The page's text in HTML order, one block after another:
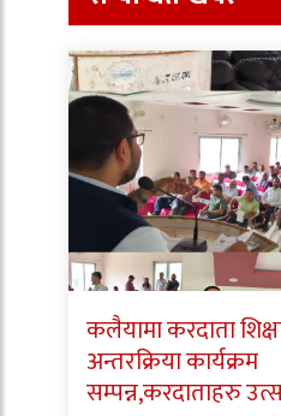
कलैयामा करदाता
अन्तरक्रिया कार्यक्रम
सम्पन्न,करदाताहरु